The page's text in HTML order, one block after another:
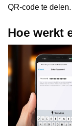
QR-code te delen.
Hoe werkt